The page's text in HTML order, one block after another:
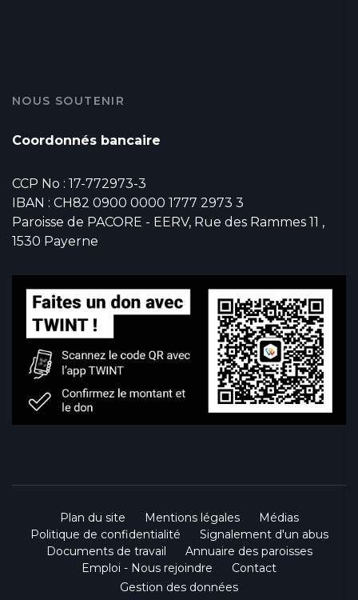
NOUS SOUTENIR
Coordonnés bancaire
CCP No : 17-772973-3
IBAN : CH82 0900 0000 1777 2973 3
Paroisse de PACORE - EERV, Rue des Rammes 11 ,
1530 Payerne
Plan du site Mentions légales
Médias
Politique de confidentialité
Signalement d'un abus
Documents de travail
Annuaire des paroisses
Emploi - Nous rejoindre
Contact
Gestion des données